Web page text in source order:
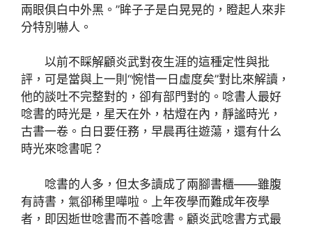
兩眼俱白中外黑。”眸子子是白晃晃的，瞪起人來非
分特別嚇人。
以前不睬解顧炎武對夜生涯的這種定性與批
評，可是當與上一則“惋惜一日虛度矣”對比來解讀，
他的談吐不完整對的，卻有部門對的。唸書人最好
唸書的時光是，星天在外，枯燈在內，靜謐時光，
古書一卷。白日要任務，早晨再往遊蕩，還有什么
時光來唸書呢？
唸書的人多，但太多讀成了兩腳書櫃——雖腹
有詩書，氣卻稀里嘩啦。上年夜學而難成年夜學
者，即因逝世唸書而不善唸書。顧炎武唸書方式最